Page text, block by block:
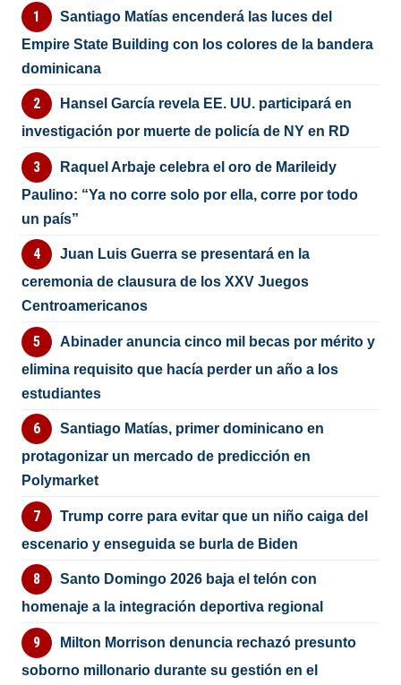
Santiago Matías encenderá las luces del
Empire State Building con los colores de la bandera
dominicana
Hansel García revela EE. UU. participará en
investigación por muerte de policía de NY en RD
Raquel Arbaje celebra el oro de Marileidy
Paulino: “Ya no corre solo por ella, corre por todo
un país”
Juan Luis Guerra se presentará en la
ceremonia de clausura de los XXV Juegos
Centroamericanos
Abinader anuncia cinco mil becas por mérito y
elimina requisito que hacía perder un año a los
estudiantes
Santiago Matías, primer dominicano en
protagonizar un mercado de predicción en
Polymarket
Trump corre para evitar que un niño caiga del
escenario y enseguida se burla de Biden
Santo Domingo 2026 baja el telón con
homenaje a la integración deportiva regional
Milton Morrison denuncia rechazó presunto
soborno millonario durante su gestión en el